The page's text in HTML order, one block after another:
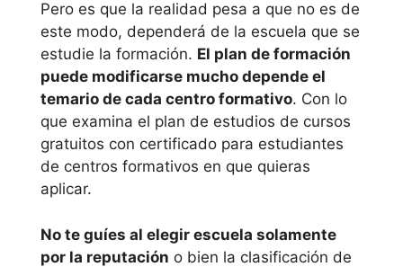
para
estudiantes
online en
Cantabria
estudiar curso de
con certificado
para estudiantes
Univer
sidad
de
Navarr
a
Univer
u Fabra
Pero es que la realidad pesa a que no es de
este modo, dependerá de la escuela que se
estudie la formación. El plan de formación
puede modificarse mucho depende el
temario de cada centro formativo. Con lo
que examina el plan de estudios de cursos
gratuitos con certificado para estudiantes
de centros formativos en que quieras
aplicar.
No te guíes al elegir escuela solamente
por la reputación o bien la clasificación de